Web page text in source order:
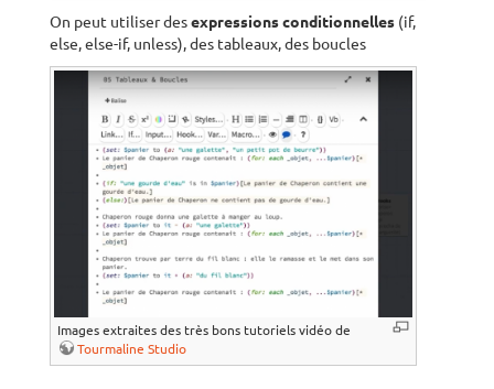
On peut utiliser desexpressions conditionnelles (if,
else, else-if, unless), des tableaux, des boucles
Images extraites des très bons tutoriels vidéo de
Tourmaline Studio